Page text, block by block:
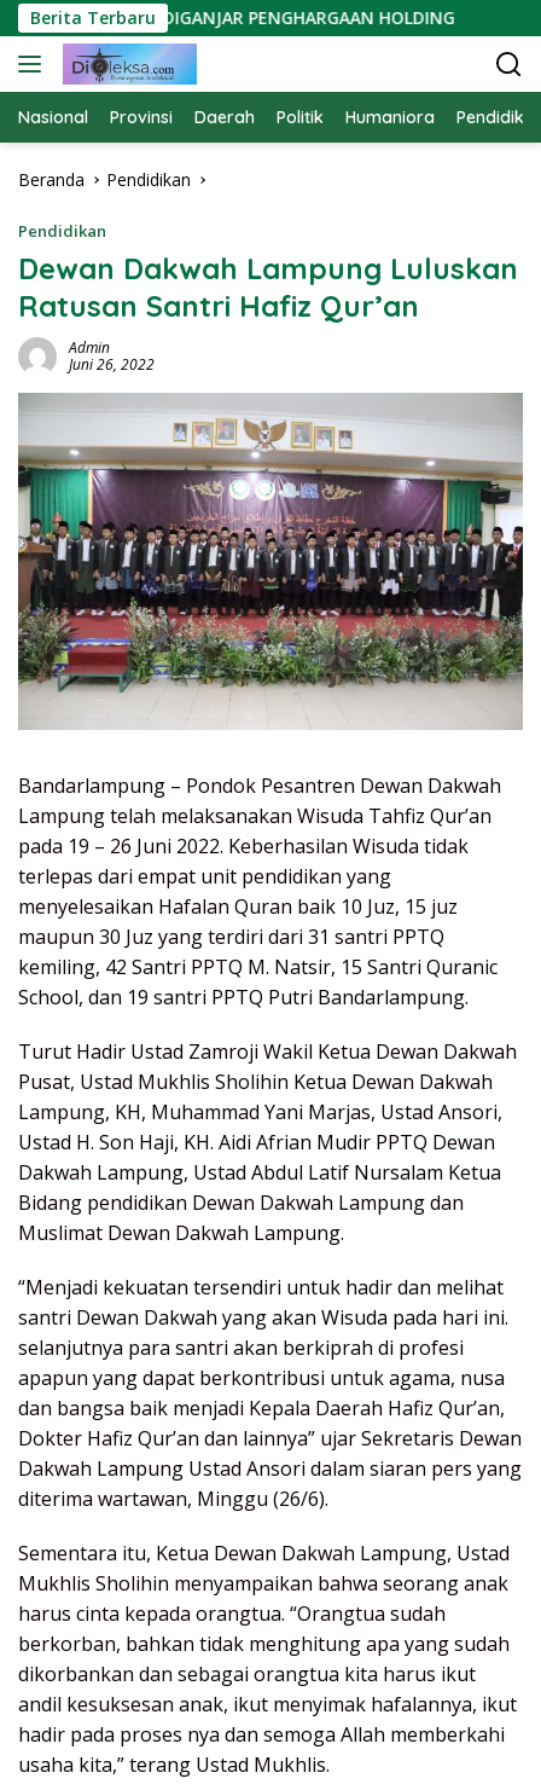
Langsung
ke
konten
Berita Terbaru
BERGEN DIGANJAR PENGHARGAAN HOLDING
Nasional Provinsi Daerah Politik Humaniora
Beranda Pendidikan
Pendidikan
Dewan Dakwah Lampung Luluskan
Ratusan Santri Hafiz Qur’an
Admin
Juni 26, 2022
Bandarlampung – Pondok Pesantren Dewan Dakwah
Lampung telah melaksanakan Wisuda Tahfiz Qur’an
pada 19 – 26 Juni 2022. Keberhasilan Wisuda tidak
terlepas dari empat unit pendidikan yang
menyelesaikan Hafalan Quran baik 10 Juz, 15 juz
maupun 30 Juz yang terdiri dari 31 santri PPTQ
kemiling, 42 Santri PPTQ M. Natsir, 15 Santri Quranic
School, dan 19 santri PPTQ Putri Bandarlampung.
Turut Hadir Ustad Zamroji Wakil Ketua Dewan Dakwah
Pusat, Ustad Mukhlis Sholihin Ketua Dewan Dakwah
Lampung, KH, Muhammad Yani Marjas, Ustad Ansori,
Ustad H. Son Haji, KH. Aidi Afrian Mudir PPTQ Dewan
Dakwah Lampung, Ustad Abdul Latif Nursalam Ketua
Bidang pendidikan Dewan Dakwah Lampung dan
Muslimat Dewan Dakwah Lampung.
“Menjadi kekuatan tersendiri untuk hadir dan melihat
santri Dewan Dakwah yang akan Wisuda pada hari ini.
selanjutnya para santri akan berkiprah di profesi
apapun yang dapat berkontribusi untuk agama, nusa
dan bangsa baik menjadi Kepala Daerah Hafiz Qur’an,
Dokter Hafiz Qur’an dan lainnya” ujar Sekretaris Dewan
Dakwah Lampung Ustad Ansori dalam siaran pers yang
diterima wartawan, Minggu (26/6).
Sementara itu, Ketua Dewan Dakwah Lampung, Ustad
Mukhlis Sholihin menyampaikan bahwa seorang anak
harus cinta kepada orangtua. “Orangtua sudah
berkorban, bahkan tidak menghitung apa yang sudah
dikorbankan dan sebagai orangtua kita harus ikut
andil kesuksesan anak, ikut menyimak hafalannya, ikut
hadir pada proses nya dan semoga Allah memberkahi
usaha kita,” terang Ustad Mukhlis.